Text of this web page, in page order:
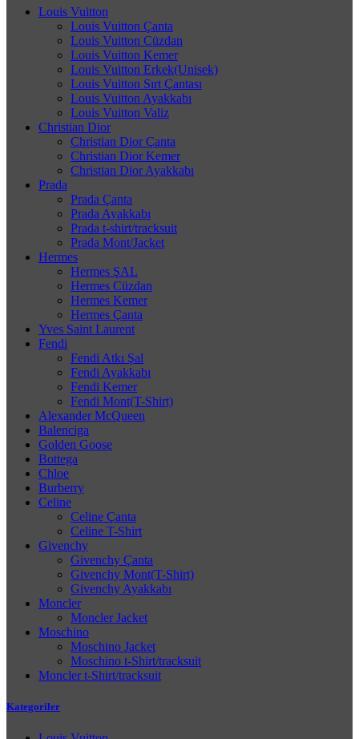
Louis Vuitton
Louis Vuitton Çanta
Louis Vuitton Cüzdan
Louis Vuitton Kemer
Louis Vuitton Erkek(Unisek)
Louis Vuitton Sırt Çantası
Louis Vuitton Ayakkabı
Louis Vuitton Valiz
Christian Dior
Christian Dior Çanta
Christian Dior Kemer
Christian Dior Ayakkabı
Prada
Prada Çanta
Prada Ayakkabı
Prada t-shirt/tracksuit
Prada Mont/Jacket
Hermes
Hermes ŞAL
Hermes Cüzdan
Hermes Kemer
Hermes Çanta
Yves Saint Laurent
Fendi
Fendi Atkı Şal
Fendi Ayakkabı
Fendi Kemer
Fendi Mont(T-Shirt)
Alexander McQueen
Balenciga
Golden Goose
Bottega
Chloe
Burberry
Celine
Celine Çanta
Celine T-Shirt
Givenchy
Givenchy Çanta
Givenchy Mont(T-Shirt)
Givenchy Ayakkabı
Moncler
Moncler Jacket
Moschino
Moschino Jacket
Moschino t-Shirt/tracksuit
Moncler t-Shirt/tracksuit
Kategoriler